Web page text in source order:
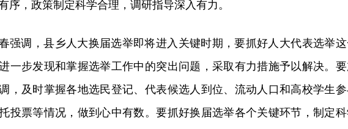
序，政策制定科学合理，调研指导深入有力。
强调，县乡人大换届选举即将进入关键时期，要抓好人大代表选举
一步发现和掌握选举工作中的突出问题，采取有力措施予以解决。
，及时掌握各地选民登记、代表候选人到位、流动人口和高校学生
投票等情况，做到心中有数。要抓好换届选举各个关键环节，制定